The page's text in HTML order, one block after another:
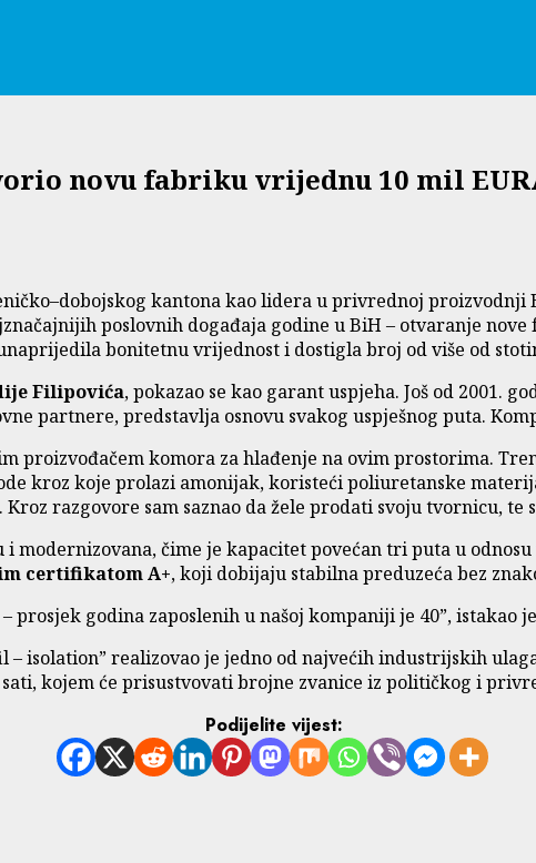
novu fabriku vrijednu 10 mil
kantona kao lidera u privrednoj proizvodnji
poslovnih događaja godine u BiH – otvaranje
bonitetnu vrijednost i dostigla broj od više od
Filipovića, pokazao se kao garant uspjeha. Još od 2001.
partnere, predstavlja osnovu svakog uspješnog puta.
proizvođačem komora za hlađenje na ovim prostorima.
kroz koje prolazi amonijak, koristeći poliuretanske
Kroz razgovore sam saznao da žele prodati svoju tvornicu,
modernizovana, čime je kapacitet povećan tri puta u
certifikatom A+, koji dobijaju stabilna preduzeća bez
prosjek godina zaposlenih u našoj kompaniji je 40”, istakao
– isolation” realizovao je jedno od najvećih industrijskih
kojem će prisustvovati brojne zvanice iz političkog i
Podijelite vijest: